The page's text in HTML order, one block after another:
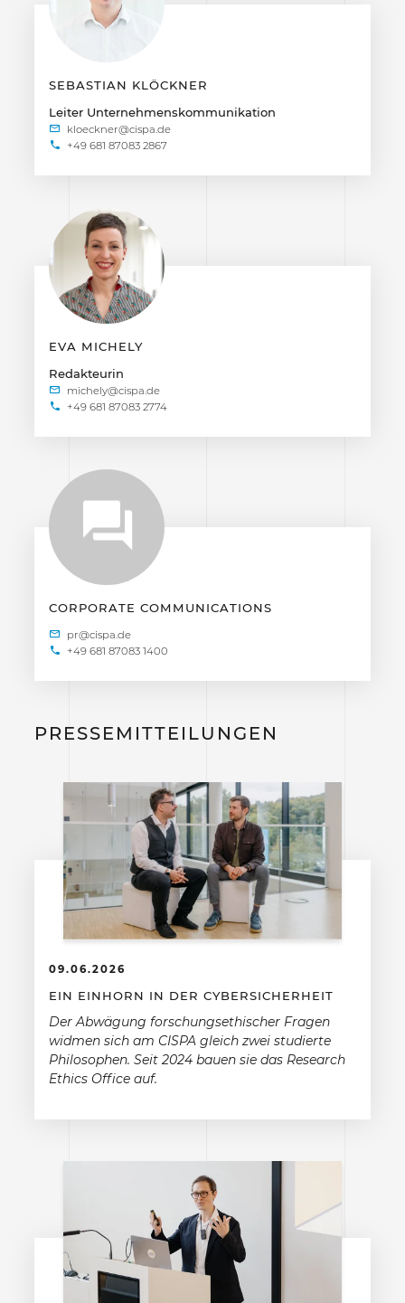
SEBASTIAN KLÖCKNER
Leiter Unternehmenskommunikation
+49 681 87083 2867
EVA MICHELY
Redakteurin
+49 681 87083 2774
CORPORATE COMMUNICATIONS
+49 681 87083 1400
PRESSEMITTEILUNGEN
09.06.2026
EIN EINHORN IN DER CYBERSICHERHEIT
Der Abwägung forschungsethischer Fragen
widmen sich am CISPA gleich zwei studierte
Philosophen. Seit 2024 bauen sie das Research
Ethics Office auf.